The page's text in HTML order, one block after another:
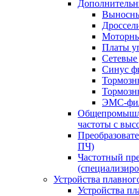
Платы
Сетевые
Синус
ЭМС-
частоты с
ПЧ)
Частотный
Устройства
Устройства